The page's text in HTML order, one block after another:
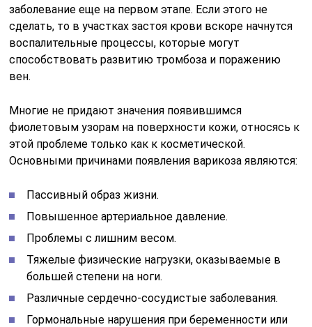
заболевание еще на первом этапе. Если этого не
сделать, то в участках застоя крови вскоре начнутся
воспалительные процессы, которые могут
способствовать развитию тромбоза и поражению
вен.
Многие не придают значения появившимся
фиолетовым узорам на поверхности кожи, относясь к
этой проблеме только как к косметической.
Основными причинами появления варикоза являются:
Пассивный образ жизни.
Повышенное артериальное давление.
Проблемы с лишним весом.
Тяжелые физические нагрузки, оказываемые в
большей степени на ноги.
Различные сердечно-сосудистые заболевания.
Гормональные нарушения при беременности или